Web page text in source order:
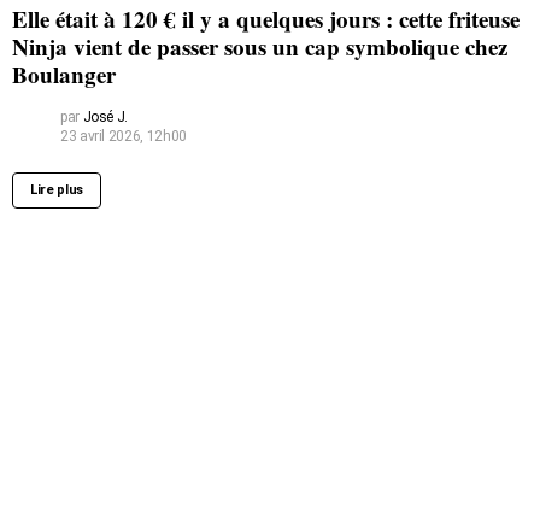
Elle était à 120 € il y a quelques jours : cette friteuse
Ninja vient de passer sous un cap symbolique chez
Boulanger
par José J.
23 avril 2026, 12h00
Lire plus